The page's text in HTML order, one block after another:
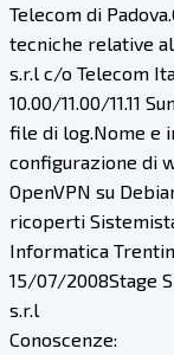
Telecom di
tecniche relative
s.r.l c/o Telecom
10.00/11.00/11.11
file di log.Nome e
configurazione di
OpenVPN su
ricoperti
Informatica
15/07/2008Stage
s.r.l
Conoscenze: